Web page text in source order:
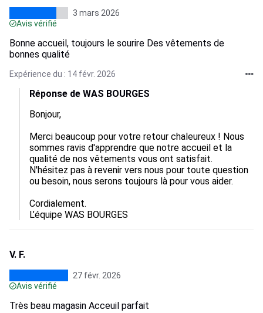
3 mars 2026
Avis vérifié
Bonne accueil, toujours le sourire Des vêtements de
bonnes qualité
Expérience du : 14 févr. 2026
Réponse de WAS BOURGES
Bonjour,
Merci beaucoup pour votre retour chaleureux ! Nous
sommes ravis d'apprendre que notre accueil et la
qualité de nos vêtements vous ont satisfait.
N'hésitez pas à revenir vers nous pour toute question
ou besoin, nous serons toujours là pour vous aider.
Cordialement.
L’équipe WAS BOURGES
V. F.
27 févr. 2026
Avis vérifié
Très beau magasin Acceuil parfait